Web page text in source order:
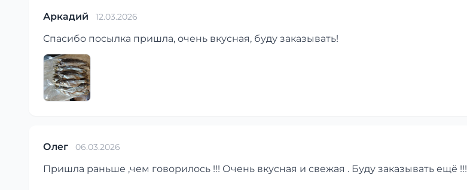
Аркадий 12.03.2026
Спасибо посылка пришла, очень вкусная, буду заказывать!
Олег 06.03.2026
Пришла раньше ,чем говорилось !!! Очень вкусная и свежая . Буду заказывать ещё !!!